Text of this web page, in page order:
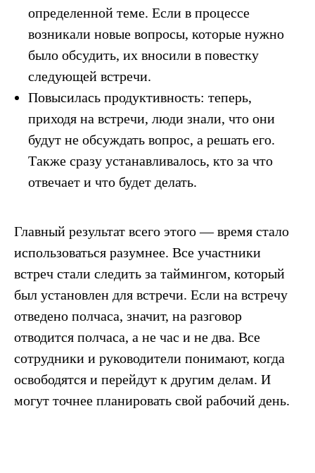
определенной теме. Если в процессе
возникали новые вопросы, которые нужно
было обсудить, их вносили в повестку
следующей встречи.
Повысилась продуктивность: теперь,
приходя на встречи, люди знали, что они
будут не обсуждать вопрос, а решать его.
Также сразу устанавливалось, кто за что
отвечает и что будет делать.
Главный результат всего этого — время стало
использоваться разумнее. Все участники
встреч стали следить за таймингом, который
был установлен для встречи. Если на встречу
отведено полчаса, значит, на разговор
отводится полчаса, а не час и не два. Все
сотрудники и руководители понимают, когда
освободятся и перейдут к другим делам. И
могут точнее планировать свой рабочий день.
Самое времязаказать
звонок и обсудить вашу
задачу
P. S. Это ни к чему не обязывает. Просто
поговорим и поймем, чем можем быть полезны
+7